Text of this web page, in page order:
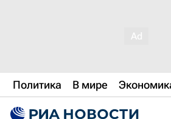
Политика В мире